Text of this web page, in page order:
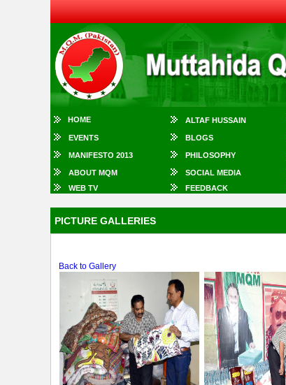
HOME ALTAF HUSSAIN
EVENTS BLOGS
MANIFESTO 2013 PHILOSOPHY
ABOUT MQM SOCIAL MEDIA
WEB TV
FEEDBACK
PICTURE GALLERIES
Back to Gallery